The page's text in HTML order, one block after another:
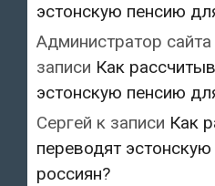
эстонскую пенсию
Администратор сайта
записи Как
эстонскую пенсию
Сергей к записи Как
переводят
россиян?